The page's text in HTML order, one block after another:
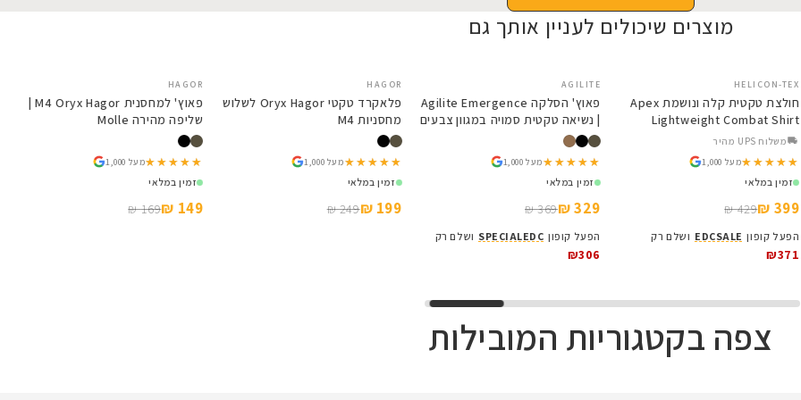
מוצרים שיכולים לעניין אותך גם
SALE
HELICON-TEX
חולצת טקטית קלה ונושמת Apex
Lightweight Combat Shirt
Helikon-Tex
משלוח UPS מהיר
★★★★★
★★★★★מעל 1,000
זמין במלאי
399 ₪
429 ₪
הפעל קופון EDCSALE ושלם רק
₪371
SALE
AGILITE
פאוץ' הסלקה Agilite Emergence
| נשיאה טקטית סמויה במגוון צבעים
★★★★★
★★★★★מעל 1,000
זמין במלאי
329 ₪
369 ₪
הפעל קופון SPECIALEDC ושלם רק
₪306
HAGOR
פלאקרד טקטי Oryx Hagor לשלוש
מחסניות M4
★★★★★
★★★★★מעל 1,000
זמין במלאי
199 ₪
249 ₪
HAGOR
שליפה מהירה Molle
★★★★★
★★★★★מעל 1,000
זמין במלאי
149 ₪
169 ₪
צפה בקטגוריות המובילות
EDC Series Osight S